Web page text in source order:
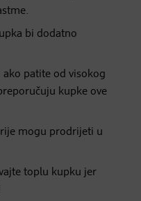
bi dodatno
ako patite od visokog
kupke ove
mogu prodrijeti u
toplu kupku jer